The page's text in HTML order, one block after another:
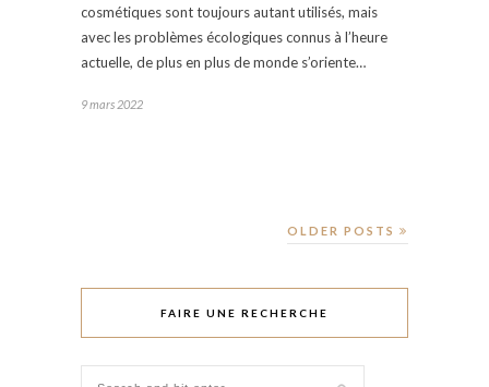
cosmétiques sont toujours autant utilisés, mais
avec les problèmes écologiques connus à l’heure
actuelle, de plus en plus de monde s’oriente…
9 mars 2022
OLDER POSTS
FAIRE UNE RECHERCHE